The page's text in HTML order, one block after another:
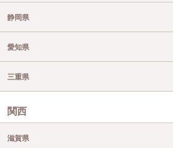
静岡県
愛知県
三重県
関西
滋賀県